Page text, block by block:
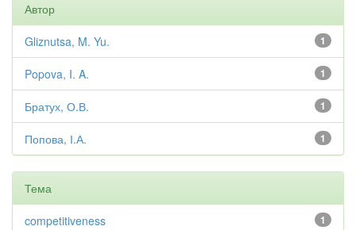
Автор
1
Gliznutsa, M. Yu.
1
Popova, I. A.
1
Братух, О.В.
1
Попова, І.А.
Тема
1
competitiveness